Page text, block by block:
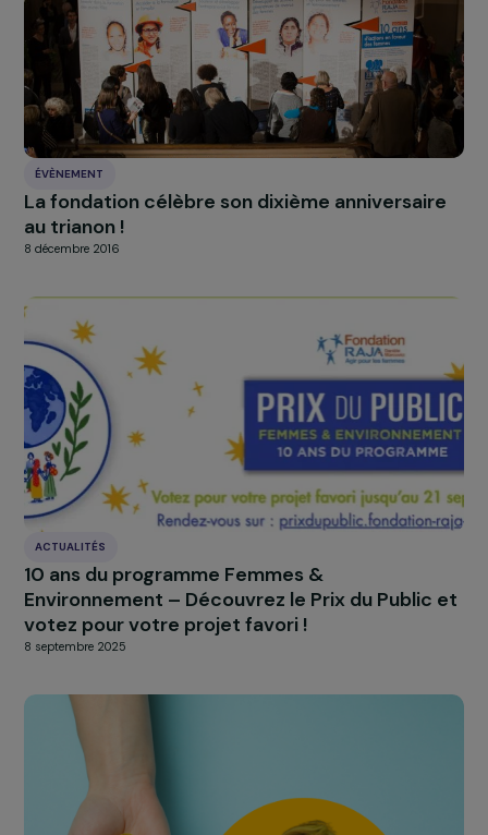
À LA UNE
NosActualités
Explorer les actualités
ÉVÈNEMENT
La fondation célèbre son dixième
au trianon !
8 décembre 2016